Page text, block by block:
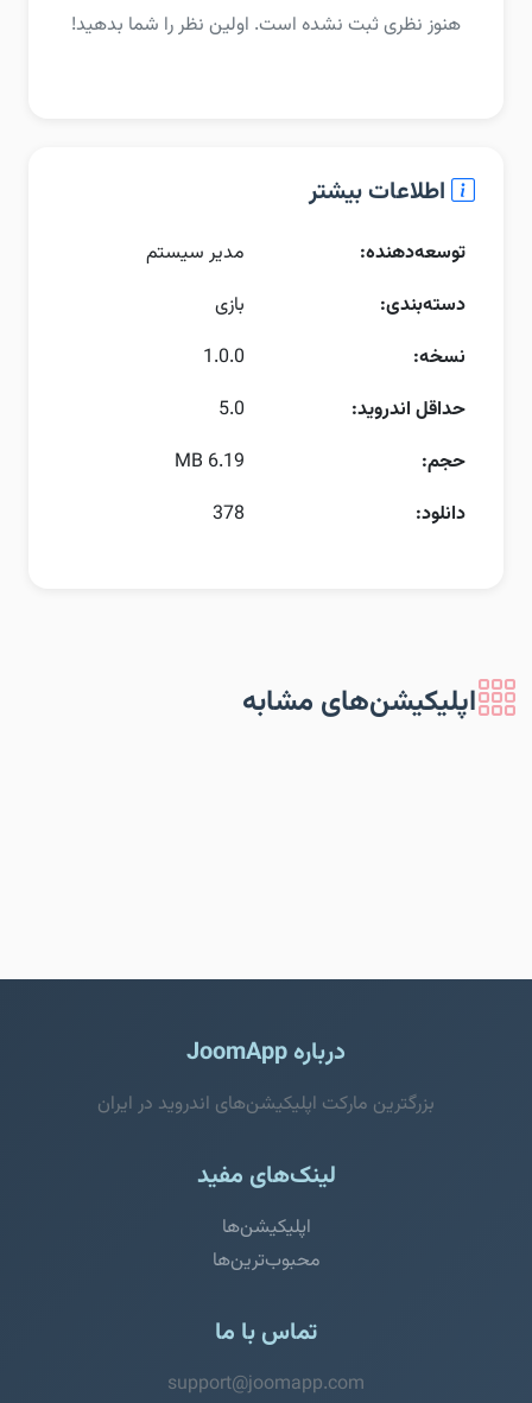
هنوز نظری ثبت نشده است. اولین نظر را شما بدهید!
اطلاعات بیشتر
توسعه‌دهنده:
مدیر سیستم
دسته‌بندی:
بازی
نسخه:
1.0.0
حداقل اندروید:
5.0
حجم:
6.19 MB
دانلود:
378
اپلیکیشن‌های مشابه
درباره JoomApp
بزرگترین مارکت اپلیکیشن‌های اندروید در ایران
لینک‌های مفید
اپلیکیشن‌ها
محبوب‌ترین‌ها
تماس با ما
support@joomapp.com